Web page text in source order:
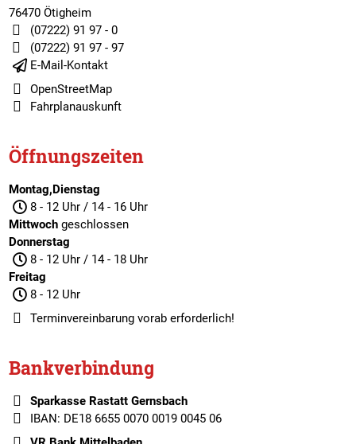
76470 Ötigheim
(07222) 91 97 - 0
(07222) 91 97 - 97
E-Mail-Kontakt
OpenStreetMap
Fahrplanauskunft
Öffnungszeiten
Montag,Dienstag
8 - 12 Uhr / 14 - 16 Uhr
Mittwochgeschlossen
Donnerstag
8 - 12 Uhr / 14 - 18 Uhr
Freitag
8 - 12 Uhr
Terminvereinbarungvorab erforderlich!
Bankverbindung
Sparkasse Rastatt Gernsbach
IBAN: DE18 6655 0070 0019 0045 06